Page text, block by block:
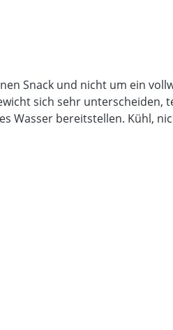
Snack und nicht um ein
sich sehr
Wasser bereitstellen. Kühl,